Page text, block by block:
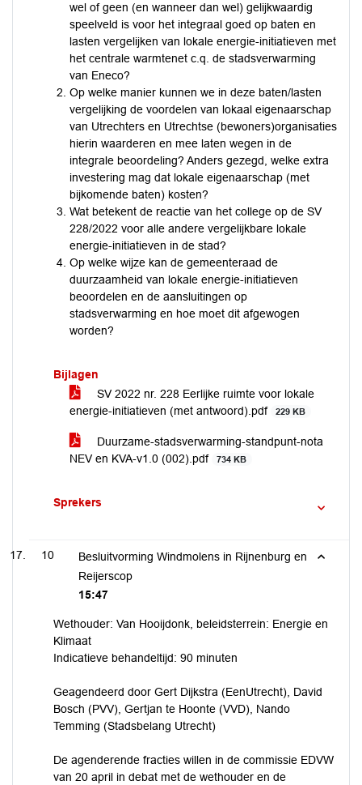
wel of geen (en wanneer dan wel) gelijkwaardig
speelveld is voor het integraal goed op baten en
lasten vergelijken van lokale energie-initiatieven met
het centrale warmtenet c.q. de stadsverwarming
van Eneco?
Op welke manier kunnen we in deze baten/lasten
vergelijking de voordelen van lokaal eigenaarschap
van Utrechters en Utrechtse (bewoners)organisaties
hierin waarderen en mee laten wegen in de
integrale beoordeling? Anders gezegd, welke extra
investering mag dat lokale eigenaarschap (met
bijkomende baten) kosten?
Wat betekent de reactie van het college op de SV
228/2022 voor alle andere vergelijkbare lokale
energie-initiatieven in de stad?
Op welke wijze kan de gemeenteraad de
duurzaamheid van lokale energie-initiatieven
beoordelen en de aansluitingen op
stadsverwarming en hoe moet dit afgewogen
worden?
Bijlagen
SV 2022 nr. 228 Eerlijke ruimte voor lokale
energie-initiatieven (met antwoord).pdf
229 KB
Duurzame-stadsverwarming-standpunt-nota
NEV en KVA-v1.0 (002).pdf
734 KB
Sprekers
10
Besluitvorming Windmolens in Rijnenburg en
Reijerscop
15:47
Wethouder: Van Hooijdonk, beleidsterrein: Energie en
Klimaat
Indicatieve behandeltijd: 90 minuten
Geagendeerd door Gert Dijkstra (EenUtrecht), David
Bosch (PVV), Gertjan te Hoonte (VVD), Nando
Temming (Stadsbelang Utrecht)
De agenderende fracties willen in de commissie EDVW
van 20 april in debat met de wethouder en de